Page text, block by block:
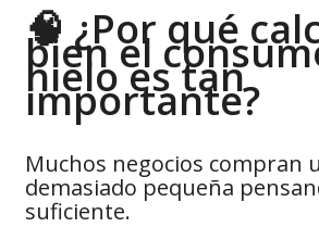
🧠 ¿Por qué
bien el
hielo es tan
importante?
Muchos negocios compran
demasiado pequeña
suficiente.